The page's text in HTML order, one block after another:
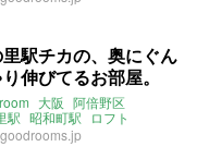
駅チカの、奥にぐん
伸びてるお部屋。
大阪 阿倍野区
駅 昭和町駅
ロフト